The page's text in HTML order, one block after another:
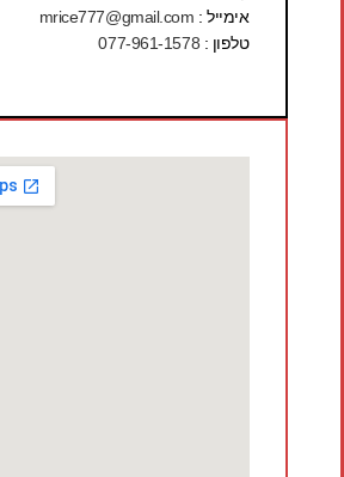
אימייל : mrice777@gmail.com
טלפון : 077-961-1578